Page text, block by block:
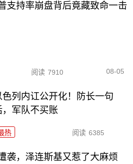
支持率崩盘背后竟藏致命一击
阅读 7910 08-05
色列内讧公开化！防长一句
，军队不买账
热 阅读 6385
袭，泽连斯基又惹了大麻烦